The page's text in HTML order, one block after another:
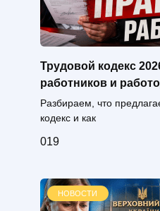
Трудовой кодекс
работников и
Разбираем, что
кодекс и как
019
НОВОСТИ